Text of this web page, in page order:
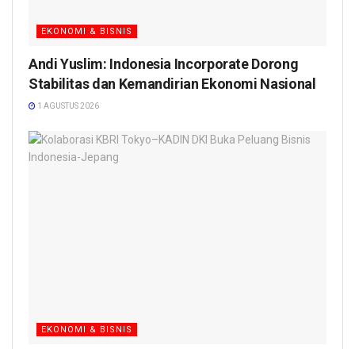
EKONOMI & BISNIS
Andi Yuslim: Indonesia Incorporate Dorong
Stabilitas dan Kemandirian Ekonomi Nasional
1 AGUSTUS 2026
EKONOMI & BISNIS